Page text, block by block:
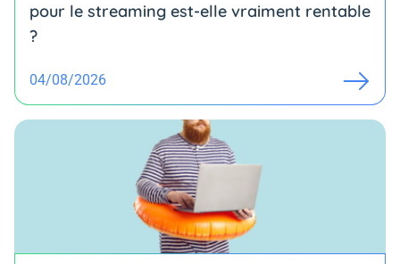
pour le streaming est-elle vraiment rentable
?
04/08/2026